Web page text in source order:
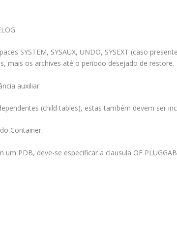
SYSTEM, SYSAUX, UNDO, SYSEXT (caso
mais os archives até o período desejado de restore.
auxiliar
(child tables), estas também devem ser
Container.
PDB, deve-se especificar a clausula OF